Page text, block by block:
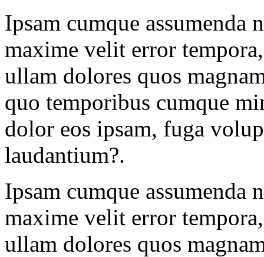
Ipsam cumque
maxime velit error
ullam dolores quos
quo temporibus cumque
dolor eos ipsam, fuga
laudantium?.
Ipsam cumque
maxime velit error
ullam dolores quos